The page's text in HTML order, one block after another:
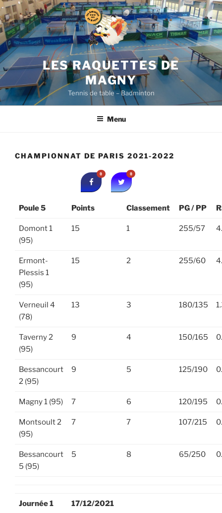
Aller
au
contenu
principal
LES RAQUETTES DE
MAGNY
Tennis de table – Badminton
Menu
CHAMPIONNAT DE PARIS 2021-2022
0 0
Poule 5 Points Classement PG / PP
Domont 1
(95)
15 1 255/57
Ermont-
Plessis 1
(95)
15 2 255/60
Verneuil 4
(78)
13 3 180/135
Taverny 2
(95)
9 4 150/165
Bessancourt
2 (95)
9 5 125/190
Magny 1 (95) 7 6 120/195
Montsoult 2
(95)
7 7 107/215
Bessancourt
5 (95)
5 8 65/250
Journée 1 17/12/2021